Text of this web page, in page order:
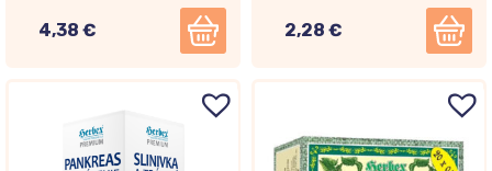
4,38 € 2,28 €